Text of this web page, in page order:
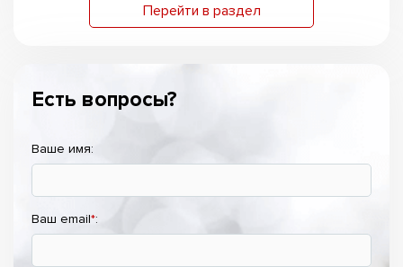
Перейти в раздел
Есть вопросы?
Ваше имя:
Ваш email*: